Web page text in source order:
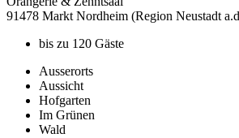
91478 Markt Nordheim (Region Neustadt
bis zu 120 Gäste
Ausserorts
Aussicht
Hofgarten
Im Grünen
Wald